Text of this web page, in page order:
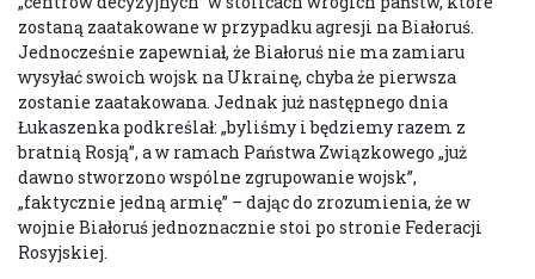
zostaną zaatakowane w przypadku agresji na Białoruś.
Jednocześnie zapewniał, że Białoruś nie ma zamiaru
wysyłać swoich wojsk na Ukrainę, chyba że pierwsza
zostanie zaatakowana. Jednak już następnego dnia
Łukaszenka podkreślał: „byliśmy i będziemy razem z
bratnią Rosją”, a w ramach Państwa Związkowego „już
dawno stworzono wspólne zgrupowanie wojsk”,
„faktycznie jedną armię” – dając do zrozumienia, że w
wojnie Białoruś jednoznacznie stoi po stronie Federacji
Rosyjskiej.